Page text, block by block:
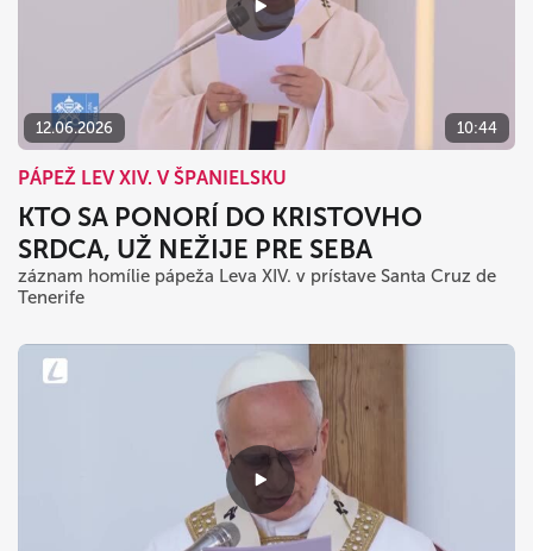
12.06.2026 10:44
PÁPEŽ LEV XIV. V ŠPANIELSKU
KTO SA PONORÍ DO KRISTOVHO
SRDCA, UŽ NEŽIJE PRE SEBA
záznam homílie pápeža Leva XIV. v prístave Santa Cruz de
Tenerife